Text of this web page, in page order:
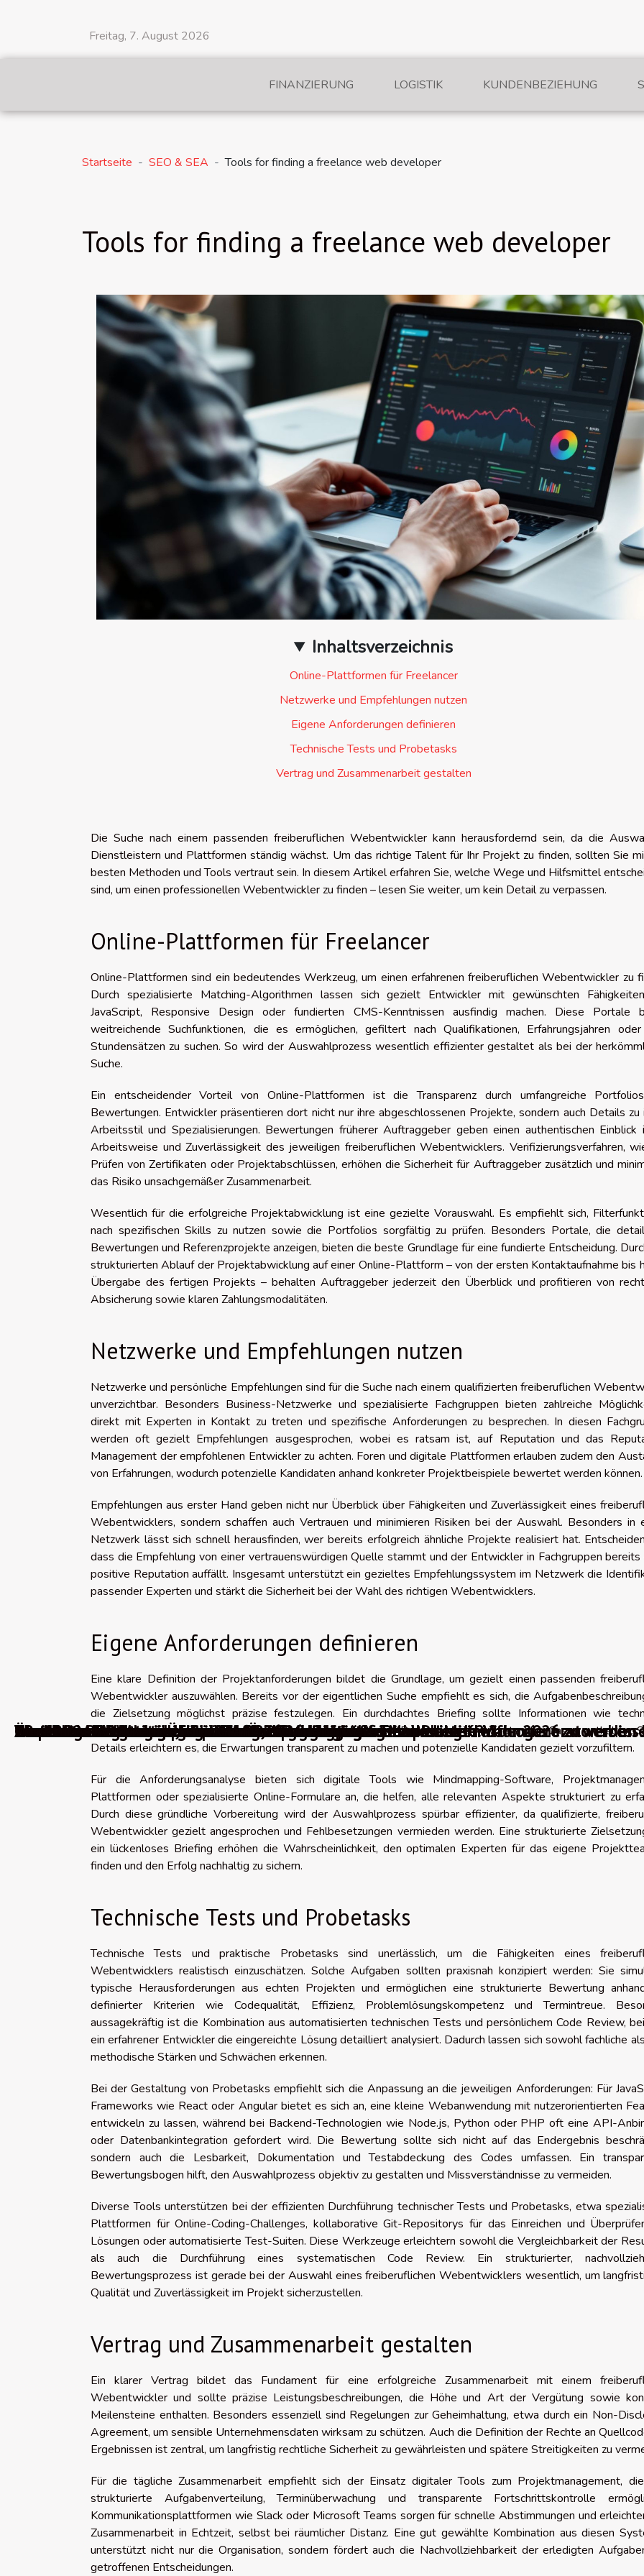
Freitag, 7. August 2026
FINANZIERUNG LOGISTIK KUNDENBEZIEHUNG
Startseite SEO & SEA Tools for finding a freelance web developer
Tools for finding a freelance web developer
Inhaltsverzeichnis
Online-Plattformen für Freelancer
Netzwerke und Empfehlungen nutzen
Eigene Anforderungen definieren
Technische Tests und Probetasks
Vertrag und Zusammenarbeit gestalten
Die Suche nach einem passenden freiberuflichen Webentwickler kann herausfordernd sein, da die
Dienstleistern und Plattformen ständig wächst. Um das richtige Talent für Ihr Projekt zu finden, sollten Sie
besten Methoden und Tools vertraut sein. In diesem Artikel erfahren Sie, welche Wege und Hilfsmittel
sind, um einen professionellen Webentwickler zu finden – lesen Sie weiter, um kein Detail zu verpassen.
Online-Plattformen für Freelancer
Online-Plattformen sind ein bedeutendes Werkzeug, um einen erfahrenen freiberuflichen Webentwickler zu
Durch spezialisierte Matching-Algorithmen lassen sich gezielt Entwickler mit gewünschten
JavaScript, Responsive Design oder fundierten CMS-Kenntnissen ausfindig machen. Diese Portale
weitreichende Suchfunktionen, die es ermöglichen, gefiltert nach Qualifikationen, Erfahrungsjahren oder
Stundensätzen zu suchen. So wird der Auswahlprozess wesentlich effizienter gestaltet als bei der
Suche.
Ein entscheidender Vorteil von Online-Plattformen ist die Transparenz durch umfangreiche
Bewertungen. Entwickler präsentieren dort nicht nur ihre abgeschlossenen Projekte, sondern auch Details zu
Arbeitsstil und Spezialisierungen. Bewertungen früherer Auftraggeber geben einen authentischen Einblick
Arbeitsweise und Zuverlässigkeit des jeweiligen freiberuflichen Webentwicklers. Verifizierungsverfahren,
Prüfen von Zertifikaten oder Projektabschlüssen, erhöhen die Sicherheit für Auftraggeber zusätzlich und
das Risiko unsachgemäßer Zusammenarbeit.
Wesentlich für die erfolgreiche Projektabwicklung ist eine gezielte Vorauswahl. Es empfiehlt sich,
nach spezifischen Skills zu nutzen sowie die Portfolios sorgfältig zu prüfen. Besonders Portale, die
Bewertungen und Referenzprojekte anzeigen, bieten die beste Grundlage für eine fundierte Entscheidung.
strukturierten Ablauf der Projektabwicklung auf einer Online-Plattform – von der ersten Kontaktaufnahme bis
Übergabe des fertigen Projekts – behalten Auftraggeber jederzeit den Überblick und profitieren von
Absicherung sowie klaren Zahlungsmodalitäten.
Netzwerke und Empfehlungen nutzen
Netzwerke und persönliche Empfehlungen sind für die Suche nach einem qualifizierten freiberuflichen
unverzichtbar. Besonders Business-Netzwerke und spezialisierte Fachgruppen bieten zahlreiche
direkt mit Experten in Kontakt zu treten und spezifische Anforderungen zu besprechen. In diesen
werden oft gezielt Empfehlungen ausgesprochen, wobei es ratsam ist, auf Reputation und das
Management der empfohlenen Entwickler zu achten. Foren und digitale Plattformen erlauben zudem den
von Erfahrungen, wodurch potenzielle Kandidaten anhand konkreter Projektbeispiele bewertet werden können.
Empfehlungen aus erster Hand geben nicht nur Überblick über Fähigkeiten und Zuverlässigkeit eines
Webentwicklers, sondern schaffen auch Vertrauen und minimieren Risiken bei der Auswahl. Besonders in
Netzwerk lässt sich schnell herausfinden, wer bereits erfolgreich ähnliche Projekte realisiert hat.
dass die Empfehlung von einer vertrauenswürdigen Quelle stammt und der Entwickler in Fachgruppen bereits
positive Reputation auffällt. Insgesamt unterstützt ein gezieltes Empfehlungssystem im Netzwerk die
passender Experten und stärkt die Sicherheit bei der Wahl des richtigen Webentwicklers.
Eigene Anforderungen definieren
Eine klare Definition der Projektanforderungen bildet die Grundlage, um gezielt einen passenden
Webentwickler auszuwählen. Bereits vor der eigentlichen Suche empfiehlt es sich, die
die Zielsetzung möglichst präzise festzulegen. Ein durchdachtes Briefing sollte Informationen wie
Rahmenbedingungen, gewünschte Technologien, Zeitrahmen, Budget sowie konkrete Use Cases enthalten.
Details erleichtern es, die Erwartungen transparent zu machen und potenzielle Kandidaten gezielt vorzufiltern.
Für die Anforderungsanalyse bieten sich digitale Tools wie Mindmapping-Software,
Plattformen oder spezialisierte Online-Formulare an, die helfen, alle relevanten Aspekte strukturiert zu
Durch diese gründliche Vorbereitung wird der Auswahlprozess spürbar effizienter, da qualifizierte,
Webentwickler gezielt angesprochen und Fehlbesetzungen vermieden werden. Eine strukturierte
ein lückenloses Briefing erhöhen die Wahrscheinlichkeit, den optimalen Experten für das eigene
finden und den Erfolg nachhaltig zu sichern.
Technische Tests und Probetasks
Technische Tests und praktische Probetasks sind unerlässlich, um die Fähigkeiten eines
Webentwicklers realistisch einzuschätzen. Solche Aufgaben sollten praxisnah konzipiert werden: Sie
typische Herausforderungen aus echten Projekten und ermöglichen eine strukturierte Bewertung
definierter Kriterien wie Codequalität, Effizienz, Problemlösungskompetenz und Termintreue.
aussagekräftig ist die Kombination aus automatisierten technischen Tests und persönlichem Code Review,
ein erfahrener Entwickler die eingereichte Lösung detailliert analysiert. Dadurch lassen sich sowohl fachliche
methodische Stärken und Schwächen erkennen.
Bei der Gestaltung von Probetasks empfiehlt sich die Anpassung an die jeweiligen Anforderungen: Für
Frameworks wie React oder Angular bietet es sich an, eine kleine Webanwendung mit nutzerorientierten
entwickeln zu lassen, während bei Backend-Technologien wie Node.js, Python oder PHP oft eine API-
oder Datenbankintegration gefordert wird. Die Bewertung sollte sich nicht auf das Endergebnis
sondern auch die Lesbarkeit, Dokumentation und Testabdeckung des Codes umfassen. Ein
Bewertungsbogen hilft, den Auswahlprozess objektiv zu gestalten und Missverständnisse zu vermeiden.
Diverse Tools unterstützen bei der effizienten Durchführung technischer Tests und Probetasks, etwa
Plattformen für Online-Coding-Challenges, kollaborative Git-Repositorys für das Einreichen und
Lösungen oder automatisierte Test-Suiten. Diese Werkzeuge erleichtern sowohl die Vergleichbarkeit der
als auch die Durchführung eines systematischen Code Review. Ein strukturierter,
Bewertungsprozess ist gerade bei der Auswahl eines freiberuflichen Webentwicklers wesentlich, um
Qualität und Zuverlässigkeit im Projekt sicherzustellen.
Vertrag und Zusammenarbeit gestalten
Ein klarer Vertrag bildet das Fundament für eine erfolgreiche Zusammenarbeit mit einem
Webentwickler und sollte präzise Leistungsbeschreibungen, die Höhe und Art der Vergütung sowie
Meilensteine enthalten. Besonders essenziell sind Regelungen zur Geheimhaltung, etwa durch ein Non-
Agreement, um sensible Unternehmensdaten wirksam zu schützen. Auch die Definition der Rechte an
Ergebnissen ist zentral, um langfristig rechtliche Sicherheit zu gewährleisten und spätere Streitigkeiten zu
Für die tägliche Zusammenarbeit empfiehlt sich der Einsatz digitaler Tools zum Projektmanagement,
strukturierte Aufgabenverteilung, Terminüberwachung und transparente Fortschrittskontrolle
Kommunikationsplattformen wie Slack oder Microsoft Teams sorgen für schnelle Abstimmungen und
Zusammenarbeit in Echtzeit, selbst bei räumlicher Distanz. Eine gut gewählte Kombination aus diesen
unterstützt nicht nur die Organisation, sondern fördert auch die Nachvollziehbarkeit der erledigten
getroffenen Entscheidungen.
WordPress-Migrationsplugins
Über 100 Punkte zur Überprüfung, um Ihr digitales Marketing im Jahr 2026 zu
0 wichtige Blogtrends für das Jahr 2026
The best AI video generators in 2026 translates to Die besten KI-Videogeneratoren im
WordPress-Fehler beheben: Wie löst man die häufigsten Probleme?
Die besten Werkzeuge, um über Änderungen auf einer Webseite informiert zu werden
Absolute oder relative URLs: Welche Struktur sollte man wählen?
Die 10 besten kostenlosen Videokomprimierungstools
10 praktische Werkzeuge zur Auswahl einer guten Farbpalette
Die 10 besten französischen Webhosting-Anbieter
Die besten Werkzeuge für effektive Landingpages
Kostenlose Alternativen für Grafikdesign-Software